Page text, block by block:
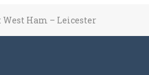
West Ham – Leicester